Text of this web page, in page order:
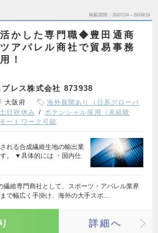
掲載期間 26/07/24～26/08/19
かした専門職◆豊田通商
アパレル商社で貿易事務
！
レス株式会社 873938
大阪府
海外展開あり（日系グローバ
土日祝休み
ポテンシャル採用（未経験
ートワーク可能
れる合成繊維生地の輸出業
。 ▼具体的には ・国内仕
繊維専門商社として、スポーツ・アパレル業界
で幅広く手掛け、海外の大手スポ…
詳細へ